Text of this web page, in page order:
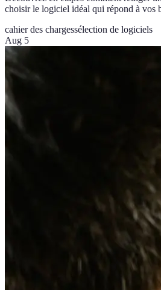
choisir le logiciel idéal qui répond à vos
cahier des chargessélection de logiciels
Aug 5